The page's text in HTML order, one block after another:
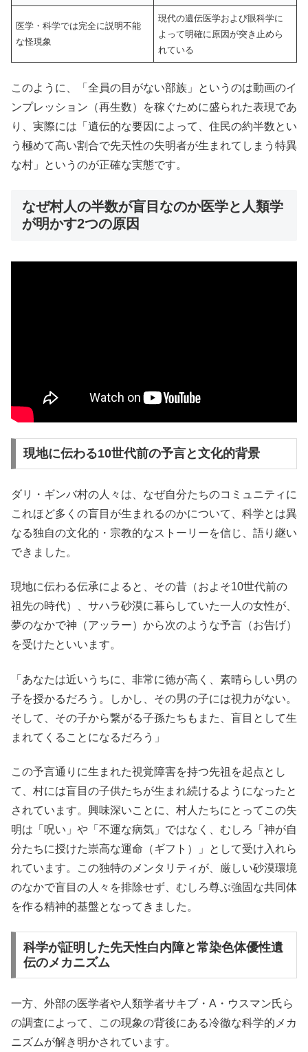
医学・科学では完全に説明不能
な怪現象
現代の遺伝医学および眼科学に
よって明確に原因が突き止めら
れている
このように、「全員の目がない部族」というのは動画のイ
ンプレッション（再生数）を稼ぐために盛られた表現であ
り、実際には「遺伝的な要因によって、住民の約半数とい
う極めて高い割合で先天性の失明者が生まれてしまう特異
な村」というのが正確な実態です。
なぜ村人の半数が盲目なのか医学と人類学
が明かす2つの原因
現地に伝わる10世代前の予言と文化的背景
ダリ・ギンバ村の人々は、なぜ自分たちのコミュニティに
これほど多くの盲目が生まれるのかについて、科学とは異
なる独自の文化的・宗教的なストーリーを信じ、語り継い
できました。
現地に伝わる伝承によると、その昔（およそ10世代前の
祖先の時代）、サハラ砂漠に暮らしていた一人の女性が、
夢のなかで神（アッラー）から次のような予言（お告げ）
を受けたといいます。
「あなたは近いうちに、非常に徳が高く、素晴らしい男の
子を授かるだろう。しかし、その男の子には視力がない。
そして、その子から繋がる子孫たちもまた、盲目として生
まれてくることになるだろう」
この予言通りに生まれた視覚障害を持つ先祖を起点とし
て、村には盲目の子供たちが生まれ続けるようになったと
されています。興味深いことに、村人たちにとってこの失
明は「呪い」や「不運な病気」ではなく、むしろ「神が自
分たちに授けた崇高な運命（ギフト）」として受け入れら
れています。この独特のメンタリティが、厳しい砂漠環境
のなかで盲目の人々を排除せず、むしろ尊ぶ強固な共同体
を作る精神的基盤となってきました。
科学が証明した先天性白内障と常染色体優性遺
伝のメカニズム
一方、外部の医学者や人類学者サキブ・A・ウスマン氏ら
の調査によって、この現象の背後にある冷徹な科学的メカ
ニズムが解き明かされています。